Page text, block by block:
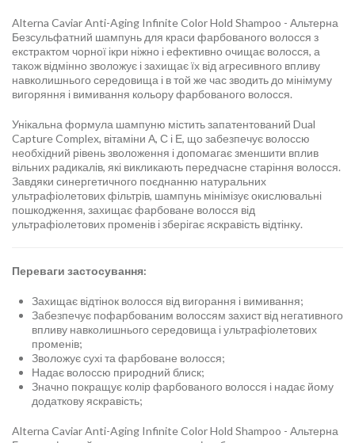
Alterna Caviar Anti-Aging Infinite Color Hold Shampoo - Альтерна
Безсульфатний шампунь для краси фарбованого волосся з
екстрактом чорної ікри ніжно і ефективно очищає волосся, а
також відмінно зволожує і захищає їх від агресивного впливу
навколишнього середовища і в той же час зводить до мінімуму
вигоряння і вимивання кольору фарбованого волосся.
Унікальна формула шампуню містить запатентований Dual
Capture Complex, вітаміни А, С і Е, що забезпечує волоссю
необхідний рівень зволоження і допомагає зменшити вплив
вільних радикалів, які викликають передчасне старіння волосся.
Завдяки синергетичного поєднанню натуральних
ультрафіолетових фільтрів, шампунь мінімізує окислювальні
пошкодження, захищає фарбоване волосся від
ультрафіолетових променів і зберігає яскравість відтінку.
Переваги застосування:
Захищає відтінок волосся від вигорання і вимивання;
Забезпечує пофарбованим волоссям захист від негативного
впливу навколишнього середовища і ультрафіолетових
променів;
Зволожує сухі та фарбоване волосся;
Надає волоссю природний блиск;
Значно покращує колір фарбованого волосся і надає йому
додаткову яскравість;
Alterna Caviar Anti-Aging Infinite Color Hold Shampoo - Альтерна